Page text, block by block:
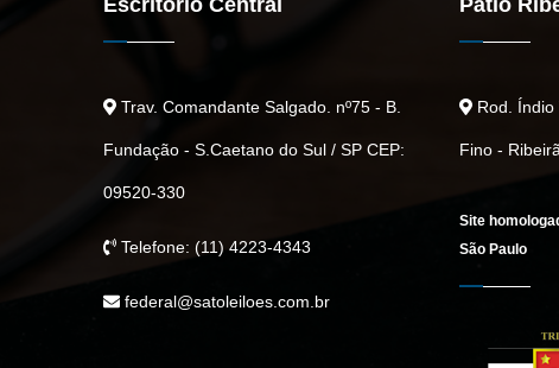
Escritório Central
Trav. Comandante Salgado. nº75 - B.
Fundação - S.Caetano do Sul / SP CEP:
09520-330
Telefone: (11) 4223-4343
federal@satoleiloes.com.br
Pátio
Rod. Índio
Fino -
Site
São Paulo